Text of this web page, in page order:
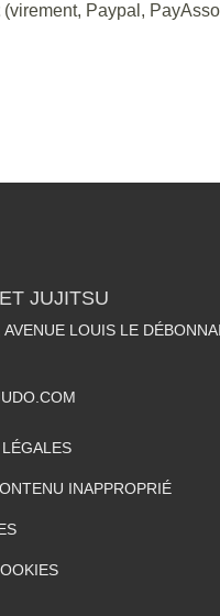
(virement, Paypal,
JUJITSU
AVENUE LOUIS LE
INAPPROPRIÉ